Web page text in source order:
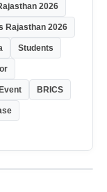
2026
Rajasthan 2026
Students
BRICS